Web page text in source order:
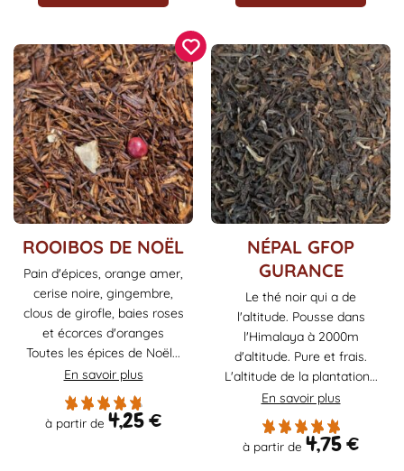
ROOIBOS DE NOËL
Pain d'épices, orange amer,
cerise noire, gingembre,
clous de girofle, baies roses
et écorces d'oranges
Toutes les épices de Noël...
En savoir plus
à partir de 4,25€
Ce
a
plusieurs
variations.
options
peuvent
NÉPAL GFOP
GURANCE
Le thé noir qui a de
l'altitude. Pousse dans
l'Himalaya à 2000m
d'altitude. Pure et frais.
L'altitude de la plantation...
En savoir plus
à partir de 4,75€
plusieurs
variations.
options
peuvent